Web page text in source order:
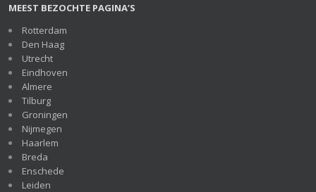
MEEST BEZOCHTE PAGINA’S
Rotterdam
Den Haag
Utrecht
Eindhoven
Almere
Tilburg
Groningen
Nijmegen
Haarlem
Breda
Enschede
Leiden